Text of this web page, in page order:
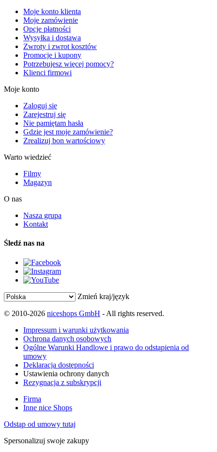
Moje konto klienta
Moje zamówienie
Opcje płatności
Wysyłka i dostawa
Zwroty i zwrot kosztów
Promocje i kupony
Potrzebujesz więcej pomocy?
Klienci firmowi
Moje konto
Zaloguj się
Zarejestruj się
Nie pamiętam hasła
Gdzie jest moje zamówienie?
Zrealizuj bon wartościowy
Warto wiedzieć
Filmy
Magazyn
O nas
Nasza grupa
Kontakt
Śledź nas na
Zmień kraj/język
© 2010-2026 niceshops GmbH - All rights reserved.
Impressum i warunki użytkowania
Ochrona danych osobowych
Ogólne Warunki Handlowe i prawo do odstąpienia od
umowy
Deklaracja dostępności
Ustawienia ochrony danych
Rezygnacja z subskrypcji
Firma
Inne nice Shops
Odstąp od umowy tutaj
Spersonalizuj swoje zakupy